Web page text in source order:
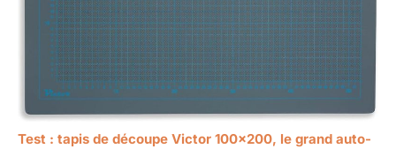
Test : tapis de découpe Victor 100×200, le grand auto-